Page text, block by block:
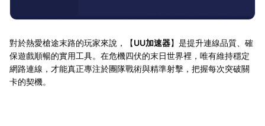
對於熱愛槍途末路的玩家來說，【UU加速器】是提升連線品質、確
保遊戲順暢的實用工具。在危機四伏的末日世界裡，唯有維持穩定
網路連線，才能真正專注於團隊戰術與精準射擊，把握每次突破關
卡的契機。